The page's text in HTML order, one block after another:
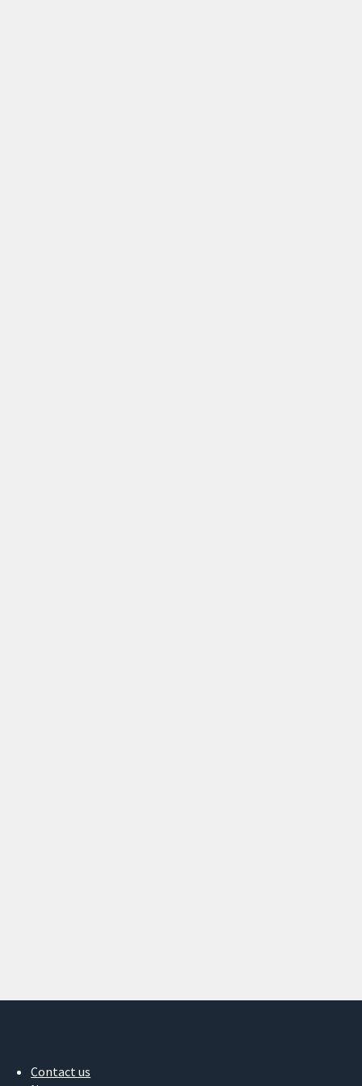
Contact us